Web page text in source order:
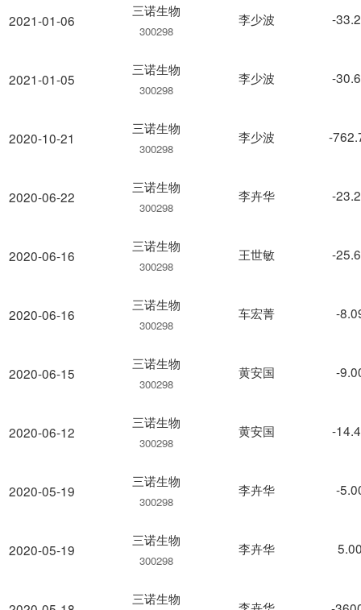
2021-01-06
2021-01-05
2020-10-21
2020-06-22
2020-06-16
2020-06-16
2020-06-15
2020-06-12
2020-05-19
2020-05-19
三诺生物
300298
李少波 -
三诺生物
300298
李少波 -
三诺生物
300298
李少波 -
三诺生物
300298
李卉华 -
三诺生物
300298
王世敏 -
三诺生物
300298
车宏菁 -
三诺生物
300298
黄安国 -
三诺生物
300298
黄安国 -
三诺生物
300298
李卉华 -
三诺生物
300298
李卉华
三诺生物